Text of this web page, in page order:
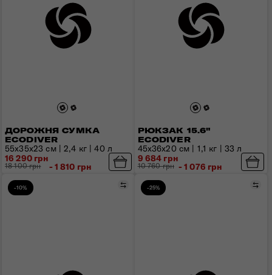
ДОРОЖНЯ СУМКА
ECODIVER
55x35x23 см | 2,4 кг | 40 л
16 290 грн
18 100 грн - 1 810 грн
РЮКЗАК 15.6"
ECODIVER
45х36х20 см | 1,1 кг | 33 л
9 684 грн
10 760 грн - 1 076 грн
-10% Порівняти
-25%